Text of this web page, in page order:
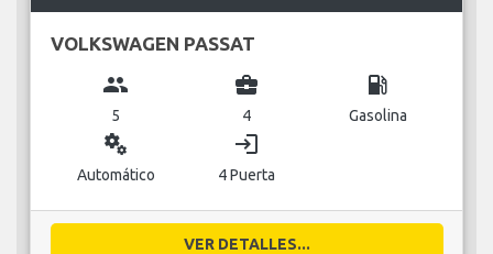
VOLKSWAGEN PASSAT
group
5
business_center
4
local_gas_station
Gasolina
miscellaneous_services
Automático
login
4 Puerta
VER DETALLES...